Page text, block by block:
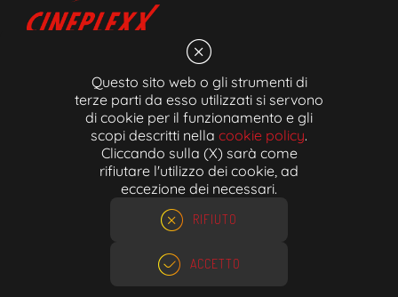
Questo sito web o gli strumenti di
terze parti da esso utilizzati si servono
di cookie per il funzionamento e gli
scopi descritti nella cookie policy.
Cliccando sulla (X) sarà come
rifiutare l'utilizzo dei cookie, ad
eccezione dei necessari.
RIFIUTO
ACCETTO
ACQUISTA ORA
Cineplexx Bozen GmbH
Schlachthofstraße 53/A 39100 Bozen (BZ)
Ticket-Hotline:0471/054550
info@cineplexx.bz.it
MwSt.Nr. 02606490213